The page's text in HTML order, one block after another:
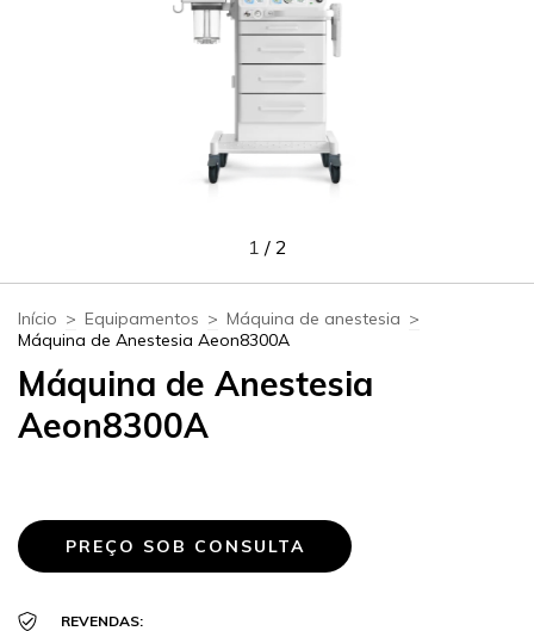
1 / 2
Início > Equipamentos > Máquina de anestesia >
Máquina de Anestesia Aeon8300A
Máquina de Anestesia
Aeon8300A
REVENDAS: